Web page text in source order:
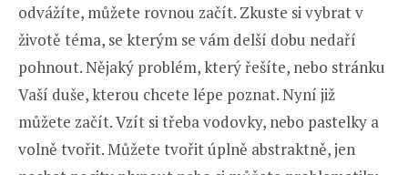
odvážíte, můžete rovnou začít. Zkuste si vybrat v
životě téma, se kterým se vám delší dobu nedaří
pohnout. Nějaký problém, který řešíte, nebo stránku
Vaší duše, kterou chcete lépe poznat. Nyní již
můžete začít. Vzít si třeba vodovky, nebo pastelky a
volně tvořit. Můžete tvořit úplně abstraktně, jen